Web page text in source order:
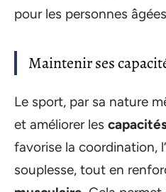
pour les personnes
Maintenir ses
Le sport, par sa nature
et améliorer les
favorise la coordination,
souplesse, tout en